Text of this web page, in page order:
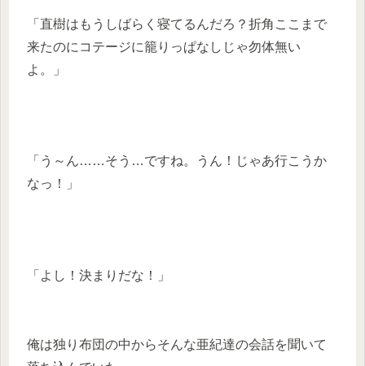
「直樹はもうしばらく寝てるんだろ？折角ここまで
来たのにコテージに籠りっぱなしじゃ勿体無い
よ。」
「う～ん……そう…ですね。うん！じゃあ行こうか
なっ！」
「よし！決まりだな！」
俺は独り布団の中からそんな亜紀達の会話を聞いて